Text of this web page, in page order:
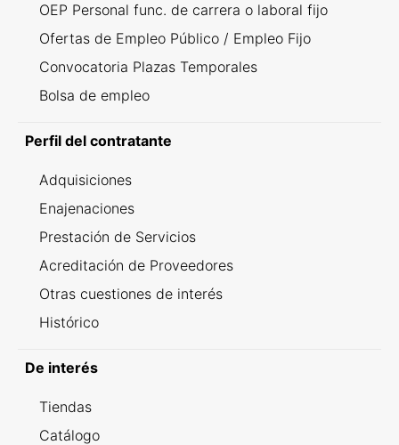
OEP Personal func. de carrera o laboral fijo
Ofertas de Empleo Público / Empleo Fijo
Convocatoria Plazas Temporales
Bolsa de empleo
Perfil del contratante
Adquisiciones
Enajenaciones
Prestación de Servicios
Acreditación de Proveedores
Otras cuestiones de interés
Histórico
De interés
Tiendas
Catálogo